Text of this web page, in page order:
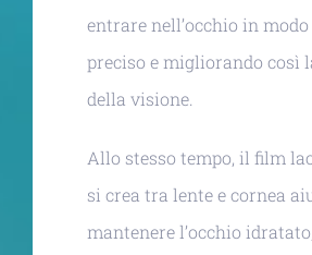
entrare nell’occhio in
preciso e migliorando così
della visione.
Allo stesso tempo, il film
si crea tra lente e cornea
mantenere l’occhio